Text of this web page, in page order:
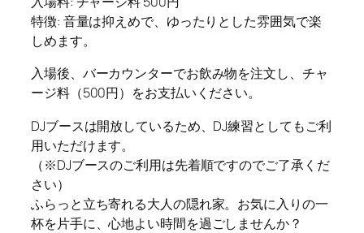
特徴: 音量は抑えめで、ゆったりとした雰囲気で楽
しめます。
入場後、バーカウンターでお飲み物を注文し、チャ
ージ料（500円）をお支払いください。
DJブースは開放しているため、DJ練習としてもご利
用いただけます。
（※DJブースのご利用は先着順ですのでご了承くだ
さい）
ふらっと立ち寄れる大人の隠れ家。お気に入りの一
杯を片手に、心地よい時間を過ごしませんか？